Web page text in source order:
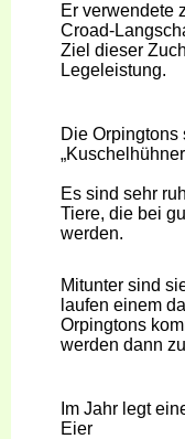
Er verwendete
Croad-
Ziel dieser
Legeleistung.
Die Orpingtons
Es sind sehr
Tiere, die bei
werden.
Mitunter sind
laufen einem
Orpingtons
werden dann
Im Jahr legt
Eier